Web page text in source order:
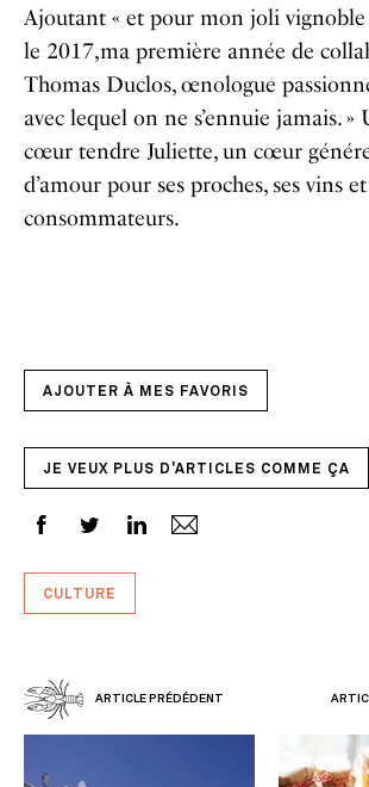
Ajoutant « et pour mon joli
le 2017,ma première année de
Thomas Duclos, œnologue
avec lequel on ne s’ennuie jamais. »
cœur tendre Juliette, un cœur
d’amour pour ses proches, ses vins et
consommateurs.
AJOUTER À MES FAVORIS
JE VEUX PLUS D'ARTICLES COMME ÇA
CULTURE
ARTICLE PRÉDÉDENT